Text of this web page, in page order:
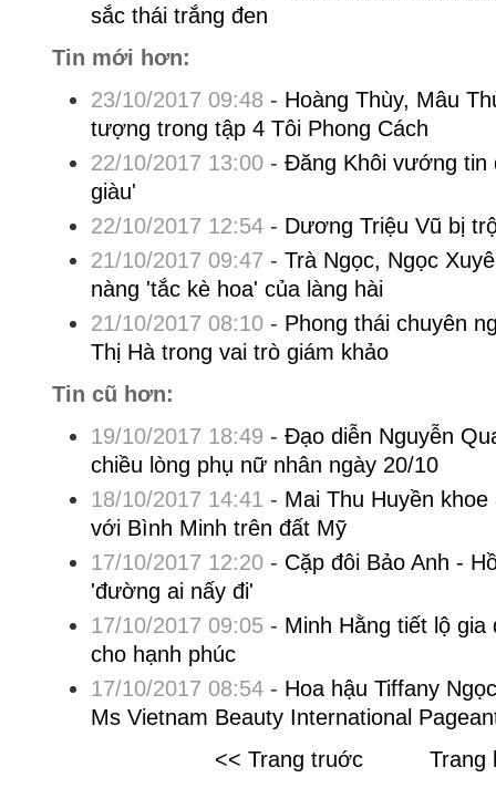
sắc thái trắng đen
Tin mới hơn:
23/10/2017 09:48 - Hoàng Thùy, Mâu
tượng trong tập 4 Tôi Phong Cách
22/10/2017 13:00- Đăng Khôi vướng tin
giàu'
22/10/2017 12:54- Dương Triệu Vũ bị
21/10/2017 09:47 - Trà Ngọc, Ngọc
nàng 'tắc kè hoa' của làng hài
21/10/2017 08:10- Phong thái chuyên
Thị Hà trong vai trò giám khảo
Tin cũ hơn:
19/10/2017 18:49 - Đạo diễn Nguyễn
chiều lòng phụ nữ nhân ngày 20/10
18/10/2017 14:41 - Mai Thu Huyền
với Bình Minh trên đất Mỹ
17/10/2017 12:20- Cặp đôi Bảo Anh -
'đường ai nấy đi'
17/10/2017 09:05- Minh Hằng tiết lộ
cho hạnh phúc
17/10/2017 08:54- Hoa hậu Tiffany
Ms Vietnam Beauty International
<< Trang truớc
Trang